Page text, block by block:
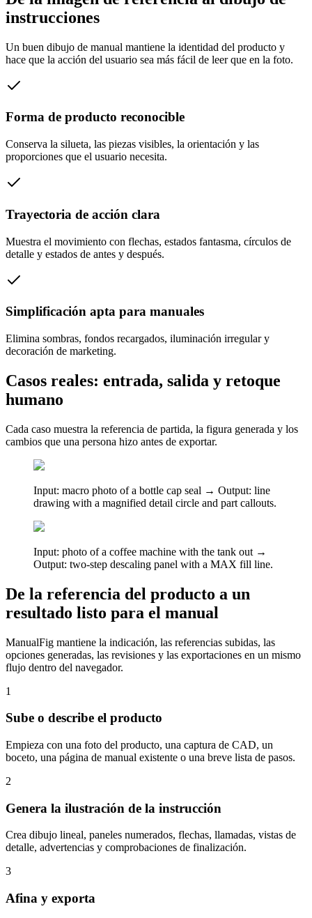
instrucciones
Un buen dibujo de manual mantiene la identidad del producto y
hace que la acción del usuario sea más fácil de leer que en la foto.
Forma de producto reconocible
Conserva la silueta, las piezas visibles, la orientación y las
proporciones que el usuario necesita.
Trayectoria de acción clara
Muestra el movimiento con flechas, estados fantasma, círculos de
detalle y estados de antes y después.
Simplificación apta para manuales
Elimina sombras, fondos recargados, iluminación irregular y
decoración de marketing.
Casos reales: entrada, salida y retoque
humano
Cada caso muestra la referencia de partida, la figura generada y los
cambios que una persona hizo antes de exportar.
Input: macro photo of a bottle cap seal → Output: line
drawing with a magnified detail circle and part callouts.
Input: photo of a coffee machine with the tank out →
Output: two-step descaling panel with a MAX fill line.
De la referencia del producto a un
resultado listo para el manual
ManualFig mantiene la indicación, las referencias subidas, las
opciones generadas, las revisiones y las exportaciones en un mismo
flujo dentro del navegador.
1
Sube o describe el producto
Empieza con una foto del producto, una captura de CAD, un
boceto, una página de manual existente o una breve lista de pasos.
2
Genera la ilustración de la instrucción
Crea dibujo lineal, paneles numerados, flechas, llamadas, vistas de
detalle, advertencias y comprobaciones de finalización.
3
Afina y exporta